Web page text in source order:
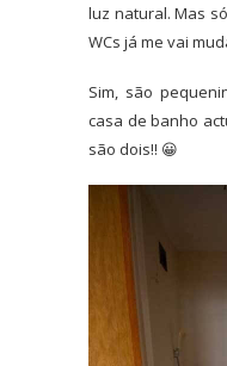
luz natural. Mas
WCs já me vai
Sim, são
casa de banho
são dois!! 😀